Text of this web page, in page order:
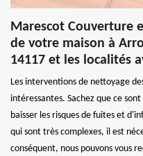
Marescot Couverture
de votre maison à
14117 et les localités
Les interventions de nettoyage
intéressantes. Sachez que ce
baisser les risques de fuites et
qui sont très complexes, il est
conséquent, nous pouvons vous